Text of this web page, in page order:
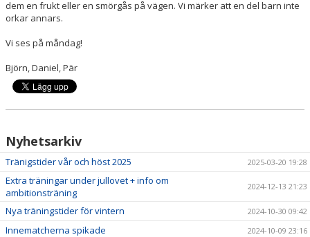
dem en frukt eller en smörgås på vägen. Vi märker att en del barn inte
orkar annars.
Vi ses på måndag!
Björn, Daniel, Pär
Nyhetsarkiv
Tränigstider vår och höst 2025 2025-03-20 19:28
Extra träningar under jullovet + info om
ambitionsträning
2024-12-13 21:23
Nya träningstider för vintern 2024-10-30 09:42
Innematcherna spikade 2024-10-09 23:16